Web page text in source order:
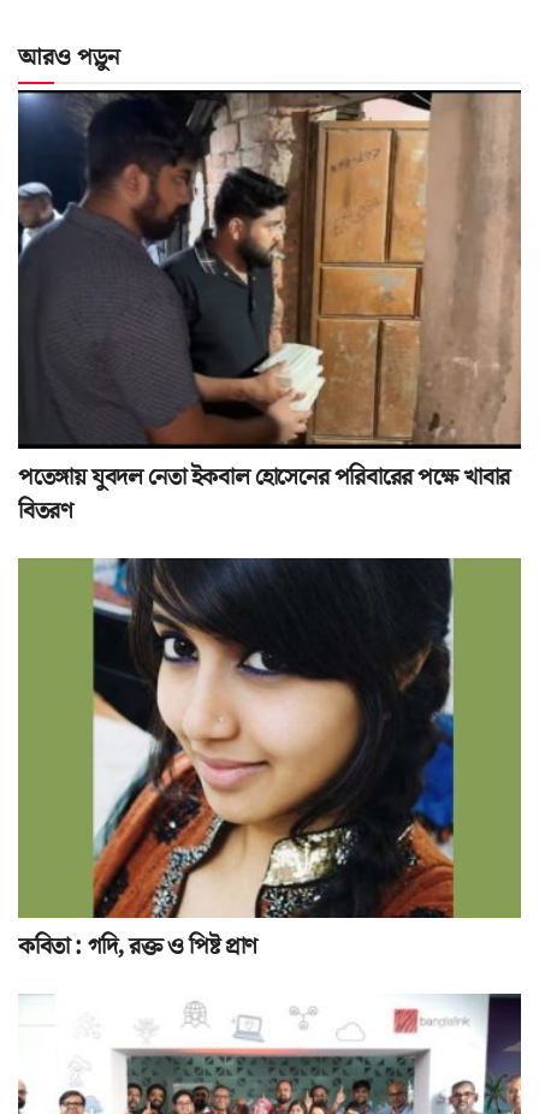
আরও পড়ুন
পতেঙ্গায় যুবদল নেতা ইকবাল হোসেনের পরিবারের পক্ষে খাবার
বিতরণ
কবিতা : গদি, রক্ত ও পিষ্ট প্রাণ